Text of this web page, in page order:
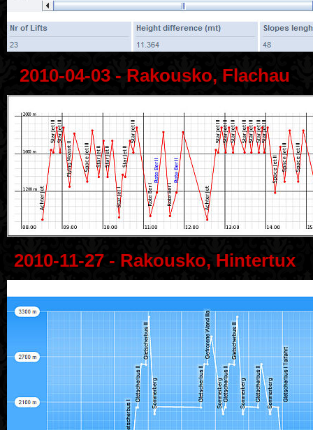
2010-04-03 - Rakousko, Flachau
2010-11-27 - Rakousko, Hintertux